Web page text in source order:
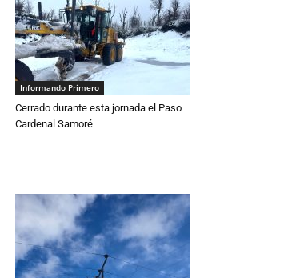
Informando Primero
Cerrado durante esta jornada el Paso
Cardenal Samoré